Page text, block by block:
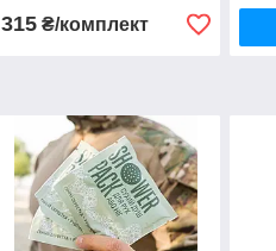
315₴/комплект